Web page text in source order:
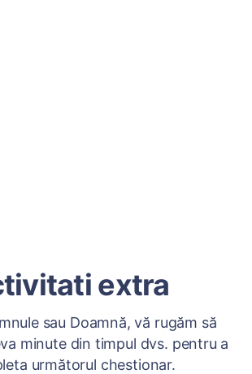
extra
sau Doamnă, vă rugăm să
minute din timpul dvs. pentru a
următorul chestionar.